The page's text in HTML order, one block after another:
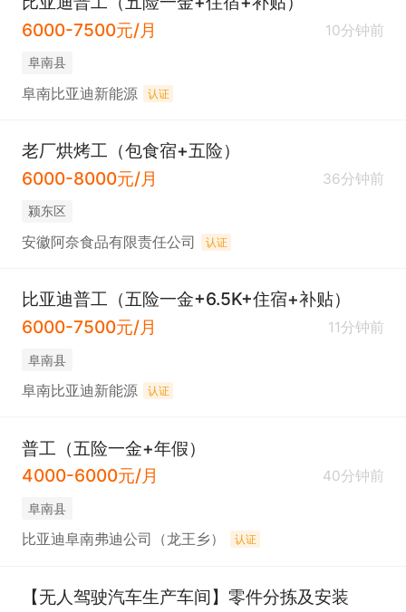
6000-7500元/月
10分钟前
阜南县
阜南比亚迪新能源 认证
老厂烘烤工（包食宿+五险）
6000-8000元/月
36分钟前
颍东区
安徽阿奈食品有限责任公司 认证
比亚迪普工（五险一金+6.5K+住宿+补贴）
6000-7500元/月
11分钟前
阜南县
阜南比亚迪新能源 认证
普工（五险一金+年假）
4000-6000元/月
40分钟前
阜南县
比亚迪阜南弗迪公司（龙王乡） 认证
【无人驾驶汽车生产车间】零件分拣及安装